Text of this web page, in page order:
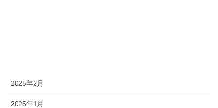
2025年2月
2025年1月